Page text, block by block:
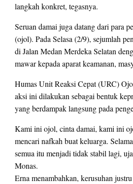
langkah konkret, tegasnya.
Seruan damai juga datang dari para
(ojol). Pada Selasa (2/9), sejumlah
di Jalan Medan Merdeka Selatan
mawar kepada aparat keamanan,
Humas Unit Reaksi Cepat (URC)
aksi ini dilakukan sebagai bentuk
yang berdampak langsung pada
Kami ini ojol, cinta damai, kami ini
mencari nafkah buat keluarga.
semua itu menjadi tidak stabil lagi,
Monas.
Erna menambahkan, kerusuhan